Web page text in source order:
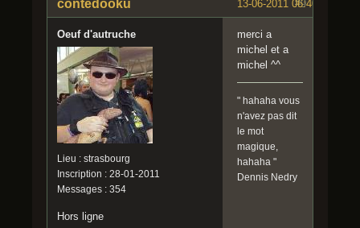
#9
13-06-2011 06:40:36
contedooku
Oeuf d'autruche
Lieu : strasbourg
Inscription : 28-01-2011
Messages : 354
merci a
michel et a
michel ^^
" hahaha vous
n'avez pas dit
le mot
magique,
hahaha "
Dennis Nedry
Hors ligne